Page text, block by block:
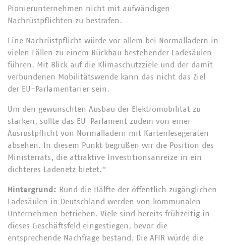
Pionierunternehmen nicht mit aufwändigen
Nachrüstpflichten zu bestrafen.
Eine Nachrüstpflicht würde vor allem bei Normalladern in
vielen Fällen zu einem Rückbau bestehender Ladesäulen
führen. Mit Blick auf die Klimaschutzziele und der damit
verbundenen Mobilitätswende kann das nicht das Ziel
der EU-Parlamentarier sein.
Um den gewünschten Ausbau der Elektromobilität zu
stärken, sollte das EU-Parlament zudem von einer
Ausrüstpflicht von Normalladern mit Kartenlesegeräten
absehen. In diesem Punkt begrüßen wir die Position des
Ministerrats, die attraktive Investitionsanreize in ein
dichteres Ladenetz bietet.“
Hintergrund: Rund die Hälfte der öffentlich zugänglichen
Ladesäulen in Deutschland werden von kommunalen
Unternehmen betrieben. Viele sind bereits frühzeitig in
dieses Geschäftsfeld eingestiegen, bevor die
entsprechende Nachfrage bestand. Die AFIR würde die